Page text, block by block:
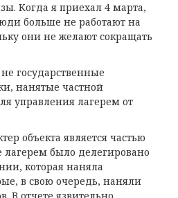
Когда я приехал 4 марта,
больше не работают на
они не желают сокращать
государственные
нанятые частной
управления лагерем от
объекта является частью
было делегировано
которая наняла
в свою очередь, наняли